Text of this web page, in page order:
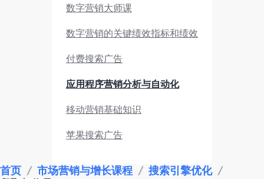
数字营销大师课
数字营销的关键绩效指标和绩效
付费搜索广告
应用程序营销分析与自动化
移动营销基础知识
苹果搜索广告
首页 / 市场营销与增长课程 / 搜索引擎优化 /